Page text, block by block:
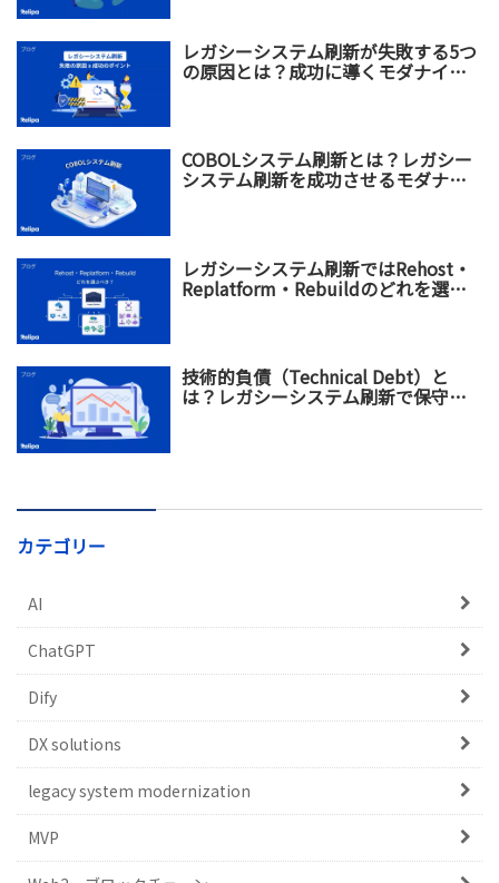
レガシーシステム刷新が失敗する5つ
の原因とは？成功に導くモダナイゼ
COBOLシステム刷新とは？レガシー
システム刷新を成功させるモダナイ
レガシーシステム刷新ではRehost・
Replatform・Rebuildのどれを選ぶ
技術的負債（Technical Debt）と
は？レガシーシステム刷新で保守コ
カテゴリー
AI
ChatGPT
Dify
DX solutions
legacy system modernization
MVP